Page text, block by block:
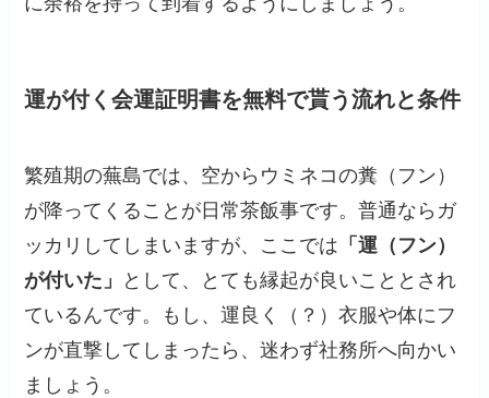
運が付く会運証明書を無料で貰う流れと条件
繁殖期の蕪島では、空からウミネコの糞（フン）
が降ってくることが日常茶飯事です。普通ならガ
ッカリしてしまいますが、ここでは 「運（フン）
が付いた」
として、とても縁起が良いこととされ
ているんです。もし、運良く（？）衣服や体にフ
ンが直撃してしまったら、迷わず社務所へ向かい
ましょう。